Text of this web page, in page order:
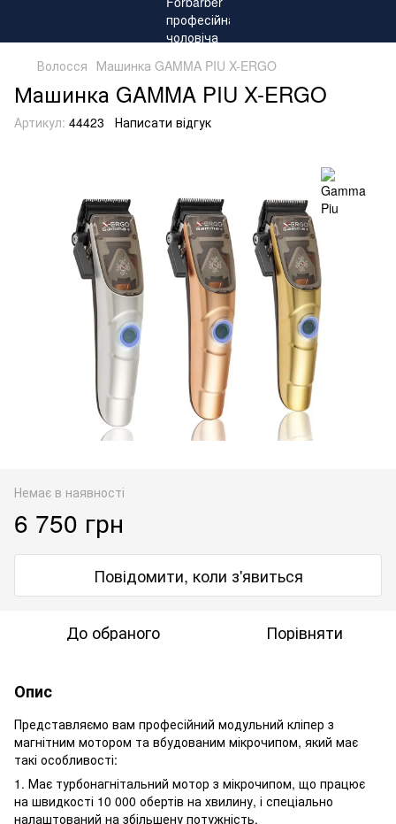
Волосся Машинка GAMMA PIU X-ERGO
Машинка GAMMA PIU X-ERGO
Артикул: 44423 Написати відгук
Немає в наявності
6 750 грн
Повідомити, коли з'явиться
До обраного Порівняти
Опис
Представляємо вам професійний модульний кліпер з
магнітним мотором та вбудованим мікрочипом, який має
такі особливості:
1. Має турбонагнітальний мотор з мікрочипом, що працює
на швидкості 10 000 обертів на хвилину, і спеціально
налаштований на збільшену потужність.